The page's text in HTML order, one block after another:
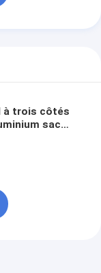
à trois côtés
sac